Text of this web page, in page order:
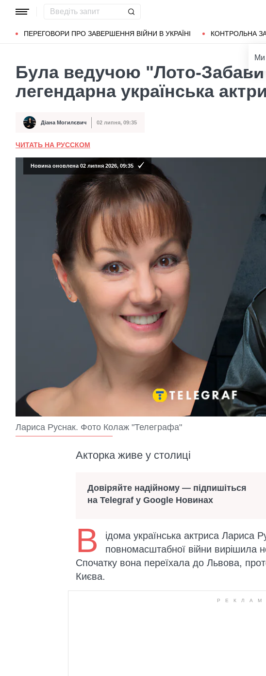
ПЕРЕГОВОРИ ПРО ЗАВЕРШЕННЯ ВІЙНИ В УКРАЇНІ КОНТРОЛЬНА
Популярні запити Маріуполь Донбас
Ми
Була ведучою "Лото-
легендарна українська
Автор Діана Могилєвич
Дата публікації 02 липня, 09:35
ЧИТАТЬ НА РУССКОМ
Новина оновлена 02 липня 2026, 09:35
Лариса Руснак. Фото Колаж "Телеграфа"
Акторка живе у столиці
Довіряйте надійному — підпишіться
на Telegraf у Google Новинах
В
ідома українська актриса Лариса
повномасштабної війни вирішила
Спочатку вона переїхала до Львова,
Києва.